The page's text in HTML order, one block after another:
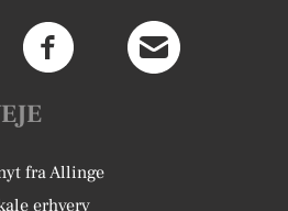
fra Allinge
erhverv